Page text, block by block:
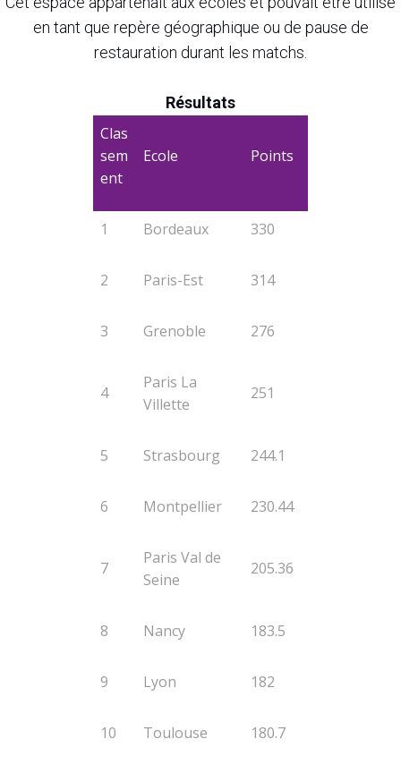
en tant que repère géographique ou de pause de
restauration durant les matchs.
Résultats
Clas
sem
ent
Ecole Points
1 Bordeaux 330
2 Paris-Est 314
3 Grenoble 276
4
Paris La
Villette
251
5 Strasbourg 244.1
6 Montpellier 230.44
7
Paris Val de
Seine
205.36
8 Nancy 183.5
9 Lyon 182
10 Toulouse 180.7